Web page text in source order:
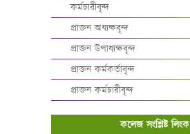
কর্মচারীবৃন্দ
প্রাক্তন অধ্যক্ষবৃন্দ
প্রাক্তন উপাধ্যক্ষবৃন্দ
প্রাক্তন কর্মকর্তাবৃন্দ
প্রাক্তন কর্মচারীবৃন্দ
কলেজ সংশ্লিষ্ট লিংক